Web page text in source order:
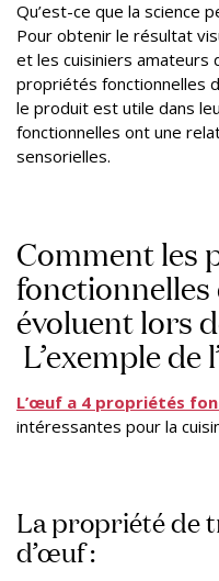
Qu’est-ce que la science
Pour obtenir le résultat
et les cuisiniers amateurs
propriétés fonctionnelles
le produit est utile dans
fonctionnelles ont une
sensorielles.
Comment les
fonctionnelles
évoluent lors
L’exemple de
L’œuf a 4 propriétés
intéressantes pour la
La propriété de
d’œuf :